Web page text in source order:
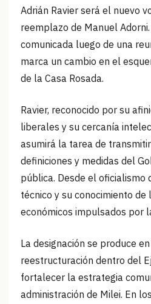
Adrián Ravier será el nuevo
reemplazo de Manuel
comunicada luego de una
marca un cambio en el
de la Casa Rosada.
Ravier, reconocido por su
liberales y su cercanía
asumirá la tarea de
definiciones y medidas del
pública. Desde el oficialismo
técnico y su conocimiento de
económicos impulsados por
La designación se produce
reestructuración dentro del
fortalecer la estrategia
administración de Milei. En